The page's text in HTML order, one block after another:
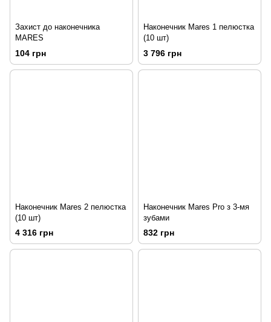
Захист до наконечника
MARES
104 грн
Наконечник Mares 1 пелюстка
(10 шт)
3 796 грн
Наконечник Mares 2 пелюстка
(10 шт)
4 316 грн
Наконечник Mares Pro з 3-мя
зубами
832 грн